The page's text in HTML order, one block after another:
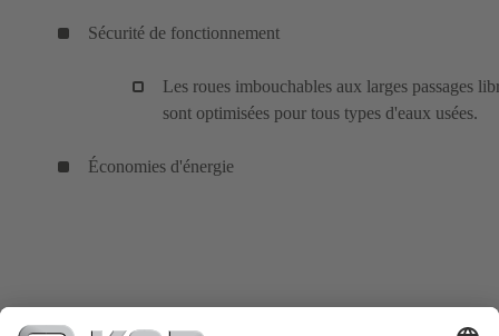
Sécurité de fonctionnement
Les roues imbouchables aux larges passages
sont optimisées pour tous types d'eaux usées.
Économies d'énergie